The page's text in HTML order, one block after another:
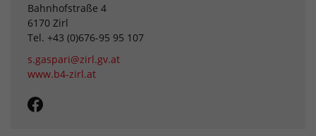
Bahnhofstraße 4
6170 Zirl
Tel. +43 (0)676-95 95 107
s.gaspari@zirl.gv.at
www.b4-zirl.at